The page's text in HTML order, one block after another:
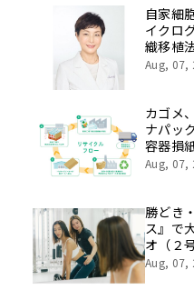
像を公
自家細
イクロ
織移植
療法人
Aug, 07,
カゴメ
ナパッ
容器損
証を開
Aug, 07,
勝どき
ス』で
オ（２
Aug, 07,